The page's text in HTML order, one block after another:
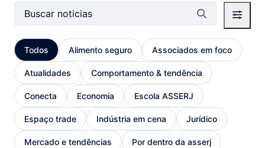
Barra de búsqueda
Todos Alimento seguro Associados em foco
Atualidades Comportamento & tendência
Conecta Economia Escola ASSERJ
Espaço trade Indústria em cena Jurídico
Mercado e tendências Por dentro da asserj